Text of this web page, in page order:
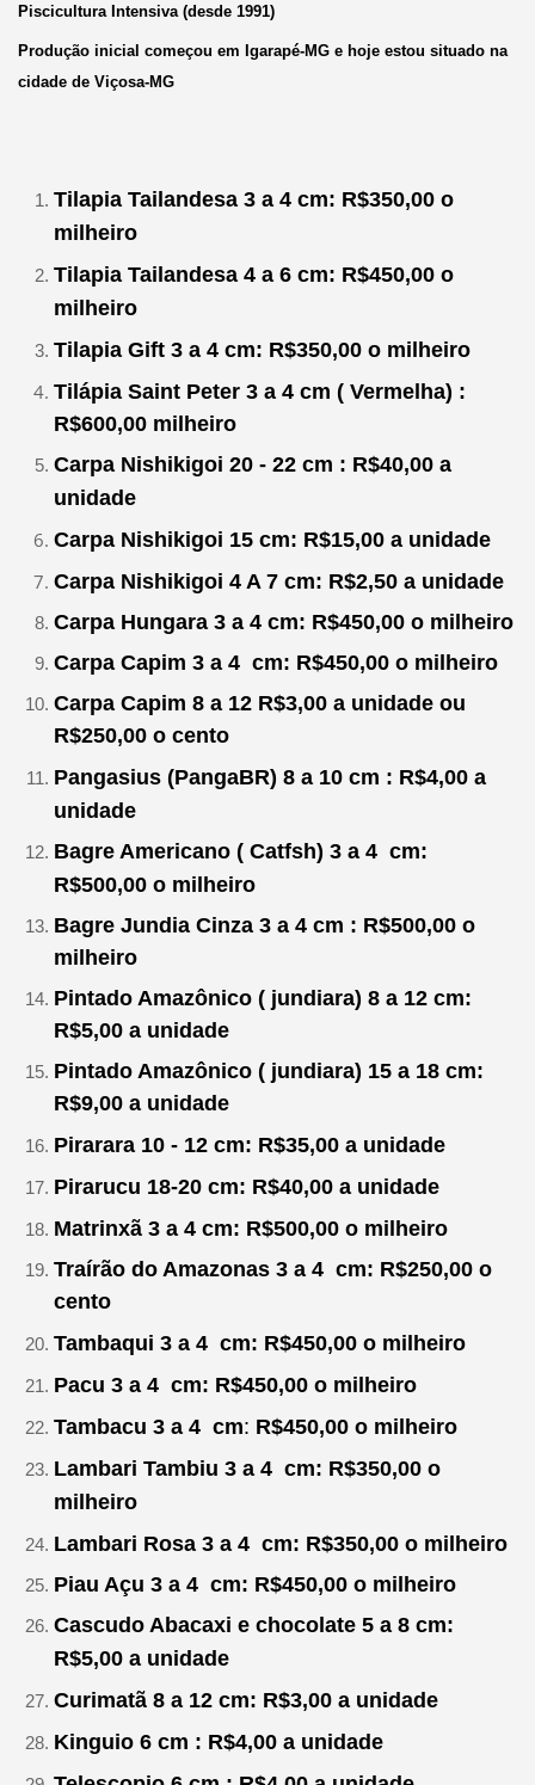
Piscicultura Intensiva (desde 1991)
Produção inicial começou em Igarapé-MG e hoje estou situado na
cidade de Viçosa-MG
Tilapia Tailandesa 3 a 4 cm: R$350,00 o
milheiro
Tilapia Tailandesa 4 a 6 cm: R$450,00 o
milheiro
Tilapia Gift 3 a 4 cm: R$350,00 o milheiro
Tilápia Saint Peter 3 a 4 cm ( Vermelha) :
R$600,00 milheiro
Carpa Nishikigoi 20 - 22 cm : R$40,00 a
unidade
Carpa Nishikigoi 15 cm: R$15,00 a unidade
Carpa Nishikigoi 4 A 7 cm: R$2,50 a unidade
Carpa Hungara 3 a 4 cm: R$450,00 o milheiro
Carpa Capim 3 a 4 cm: R$450,00o milheiro
Carpa Capim 8a 12 R$3,00 a unidade ou
R$250,00 o cento
Pangasius (PangaBR) 8 a 10 cm : R$4,00 a
unidade
Bagre Americano ( Catfsh) 3 a 4 cm:
R$500,00 o milheiro
Bagre Jundia Cinza 3 a 4 cm : R$500,00 o
milheiro
Pintado Amazônico ( jundiara) 8 a 12 cm:
R$5,00 a unidade
Pintado Amazônico ( jundiara) 15 a 18 cm:
R$9,00 a unidade
Pirarara 10 - 12 cm: R$35,00 a unidade
Pirarucu 18-20 cm: R$40,00 a unidade
Matrinxã 3 a 4 cm: R$500,00 o milheiro
Traírão do Amazonas 3 a 4 cm: R$250,00 o
cento
Tambaqui 3 a 4 cm: R$450,00 o milheiro
Pacu 3 a 4 cm: R$450,00 o milheiro
Tambacu 3 a 4 cm: R$450,00 o milheiro
Lambari Tambiu 3 a 4 cm: R$350,00 o
milheiro
Lambari Rosa 3 a 4 cm: R$350,00 o milheiro
Piau Açu 3 a 4 cm: R$450,00 o milheiro
Cascudo Abacaxi e chocolate 5 a 8 cm:
R$5,00 a unidade
Curimatã 8 a 12 cm: R$3,00 a unidade
Kinguio 6 cm : R$4,00 a unidade